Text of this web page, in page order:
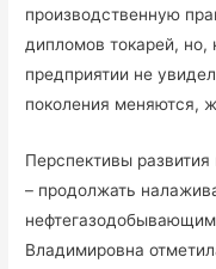
производственную
дипломов токарей,
предприятии не
поколения меняются,
Перспективы
– продолжать
Владимировна